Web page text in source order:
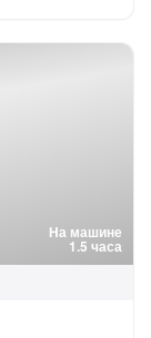
На машине
1.5 часа